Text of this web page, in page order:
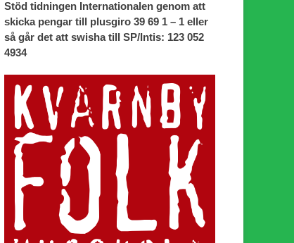
Stöd tidningen Internationalen genom att
skicka pengar till plusgiro 39 69 1 – 1 eller
så går det att swisha till SP/Intis: 123 052
4934